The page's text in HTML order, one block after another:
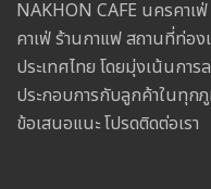
NAKHON CAFE นครคาเ
คาเฟ่ ร้านกาแฟ สถานที่ท่อ
ประเทศไทย โดยมุ่งเน้นกา
ประกอบการกับลูกค้าในทุก
ข้อเสนอแนะ โปรดติดต่อเรา